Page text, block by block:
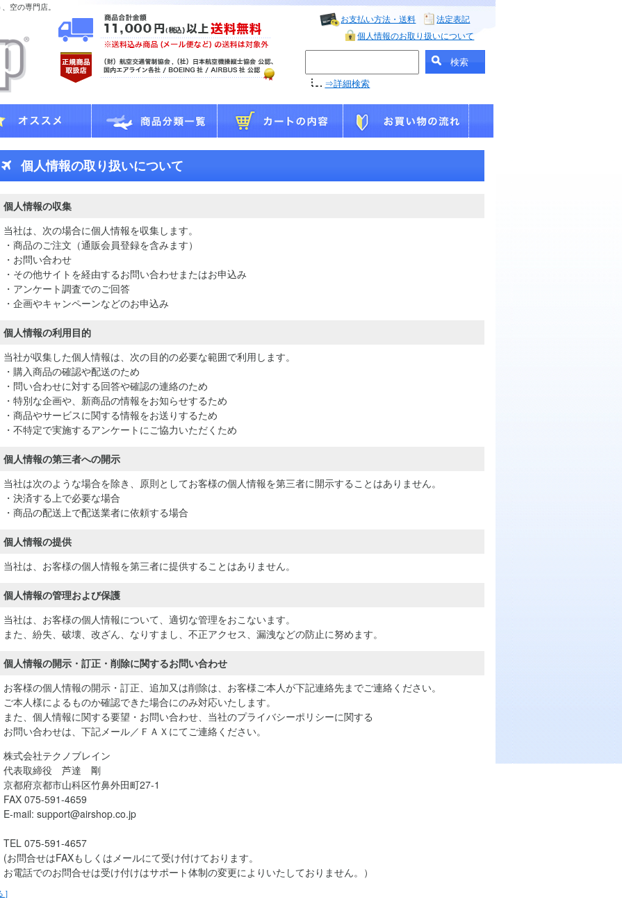
空の専門店。
お支払い方法・送料
法定表記
個人情報のお取り扱いについて
⇒詳細検索
個人情報の取り扱いについて
個人情報の収集
当社は、次の場合に個人情報を収集します。
・商品のご注文（通販会員登録を含みます）
・お問い合わせ
・その他サイトを経由するお問い合わせまたはお申込み
・アンケート調査でのご回答
・企画やキャンペーンなどのお申込み
個人情報の利用目的
当社が収集した個人情報は、次の目的の必要な範囲で利用します。
・購入商品の確認や配送のため
・問い合わせに対する回答や確認の連絡のため
・特別な企画や、新商品の情報をお知らせするため
・商品やサービスに関する情報をお送りするため
・不特定で実施するアンケートにご協力いただくため
個人情報の第三者への開示
当社は次のような場合を除き、原則としてお客様の個人情報を第三者に開示することはありません。
・決済する上で必要な場合
・商品の配送上で配送業者に依頼する場合
個人情報の提供
当社は、お客様の個人情報を第三者に提供することはありません。
個人情報の管理および保護
当社は、お客様の個人情報について、適切な管理をおこないます。
また、紛失、破壊、改ざん、なりすまし、不正アクセス、漏洩などの防止に努めます。
個人情報の開示・訂正・削除に関するお問い合わせ
お客様の個人情報の開示・訂正、追加又は削除は、お客様ご本人が下記連絡先までご連絡ください。
ご本人様によるものか確認できた場合にのみ対応いたします。
また、個人情報に関する要望・お問い合わせ、当社のプライバシーポリシーに関する
お問い合わせは、下記メール／ＦＡＸにてご連絡ください。
株式会社テクノブレイン
代表取締役 芦達 剛
京都府京都市山科区竹鼻外田町27-1
FAX 075-591-4659
E-mail: support@airshop.co.jp
TEL 075-591-4657
(お問合せはFAXもしくはメールにて受け付けております。
お電話でのお問合せは受け付けはサポート体制の変更によりいたしておりません。）
]